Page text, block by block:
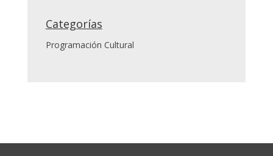
Categorías
Programación Cultural